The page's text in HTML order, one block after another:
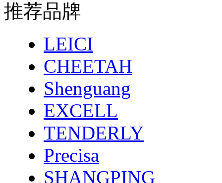
推荐品牌
LEICI
CHEETAH
Shenguang
EXCELL
TENDERLY
Precisa
SHANGPING